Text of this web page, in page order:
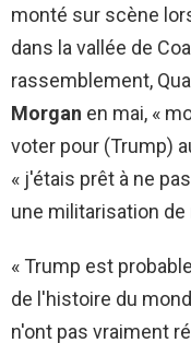
monté sur scène
dans la vallée de
rassemblement,
Morgan en mai, «
voter pour (Trump)
« j'étais prêt à ne
une militarisation
« Trump est
de l'histoire du
n'ont pas vraiment